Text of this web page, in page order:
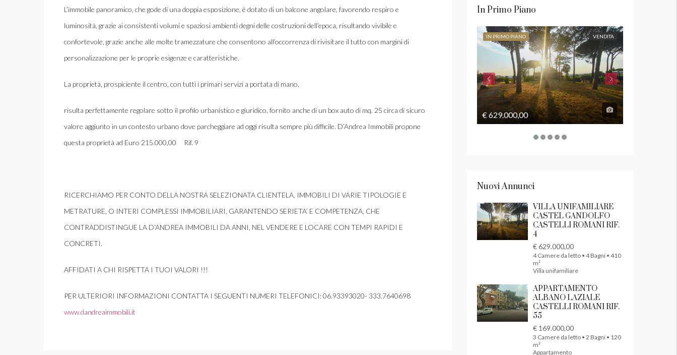
L’immobile panoramico, che gode di una doppia esposizione, è dotato di un balcone angolare, favorendo respiro e
luminosità, grazie ai consistenti volumi e spaziosi ambienti degni delle costruzioni dell’epoca, risultando vivibile e
confortevole, grazie anche alle molte tramezzature che consentono all’occorrenza di rivisitare il tutto con margini di
personalizzazione per le proprie esigenze e caratteristiche.
La proprietà, prospiciente il centro, con tutti i primari servizi a portata di mano,
risulta perfettamente regolare sotto il profilo urbanistico e giuridico, fornito anche di un box auto di mq. 25 circa di sicuro
valore aggiunto in un contesto urbano dove parcheggiare ad oggi risulta sempre più difficile. D’Andrea Immobili propone
questa proprietà ad Euro 215.000,00 Rif. 9
RICERCHIAMO PER CONTO DELLA NOSTRA SELEZIONATA CLIENTELA, IMMOBILI DI VARIE TIPOLOGIE E
METRATURE, O INTERI COMPLESSI IMMOBILIARI, GARANTENDO SERIETA’ E COMPETENZA, CHE
CONTRADDISTINGUE LA D’ANDREA IMMOBILI DA ANNI, NEL VENDERE E LOCARE CON TEMPI RAPIDI E
CONCRETI.
AFFIDATI A CHI RISPETTA I TUOI VALORI !!!
PER ULTERIORI INFORMAZIONI CONTATTA I SEGUENTI NUMERI TELEFONICI: 06.93393020- 333.7640698
www.dandreaimmobili.it
In Primo Piano
IN PRIMO PIANO VENDITA
€ 629.000,00
Nuovi Annunci
VILLA UNIFAMILIARE
CASTEL GANDOLFO
CASTELLI ROMANI RIF.
4
€ 629.000,00
4 Camere da letto • 4 Bagni • 410
m²
Villa unifamiliare
APPARTAMENTO
ALBANO LAZIALE
CASTELLI ROMANI RIF.
55
€ 169.000,00
3 Camere da letto • 2 Bagni • 120
m²
Appartamento